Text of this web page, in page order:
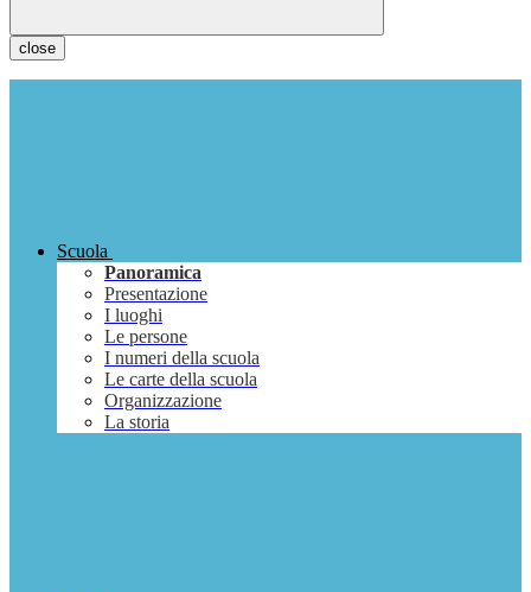
close
Scuola
Panoramica
Presentazione
I luoghi
Le persone
I numeri della scuola
Le carte della scuola
Organizzazione
La storia